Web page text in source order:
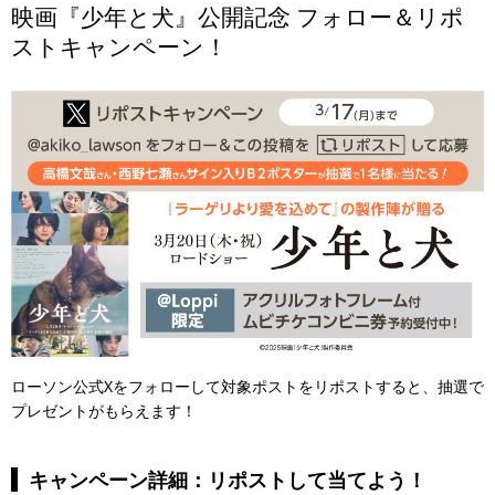
映画『少年と犬』公開記念 フォロー＆リポ
ストキャンペーン！
ローソン公式Xをフォローして対象ポストをリポストすると、抽選で
プレゼントがもらえます！
キャンペーン詳細：リポストして当てよう！